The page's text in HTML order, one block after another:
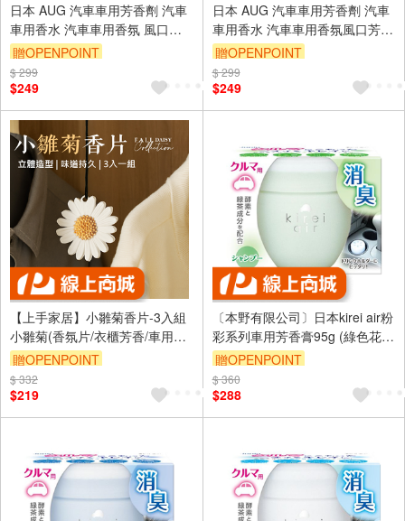
日本 AUG 汽車車用芳香劑 汽車
車用香水 汽車車用香氛 風口芳
香劑 皇家白麝香 FR-17
贈OPENPOINT
$ 299
$249
日本 AUG 汽車車用芳香劑 汽車
車用香水 汽車車用香氛風口芳香
劑 曠野沐浴香 FR-18
贈OPENPOINT
$ 299
$249
【上手家居】小雛菊香片-3入組
小雛菊(香氛片/衣櫃芳香/車用香
片/車上芳香/車用香氛片)
贈OPENPOINT
訂單滿999享9折
$ 332
$219
〔本野有限公司〕日本kirei air粉
彩系列車用芳香膏95g (綠色花
香)-2入
贈OPENPOINT
$ 360
$288